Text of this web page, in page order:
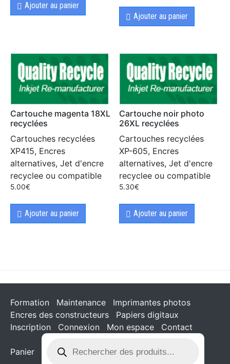
Ajouter au panier
Ajouter au panier
Cartouche magenta 18XL
recyclées
Cartouches recyclées
XP415, Encres
alternatives, Jet d'encre
recyclee ou compatible
5.00€
Ajouter au panier
Cartouche noir photo
26XL recyclées
Cartouches recyclées
XP-605, Encres
alternatives, Jet d'encre
recyclee ou compatible
5.30€
Ajouter au panier
Formation Maintenance
Imprimantes photos
Encres des constructeurs
Papiers digitaux
Inscription
Connexion Mon espace Contact
Panier